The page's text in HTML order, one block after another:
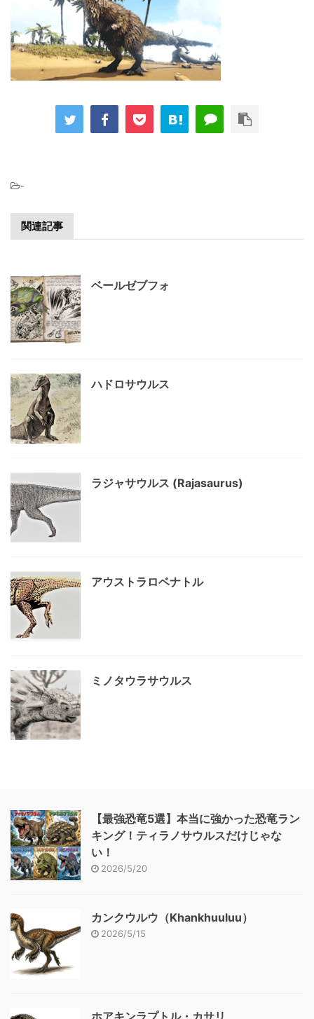
-
関連記事
ベールゼブフォ
ハドロサウルス
ラジャサウルス (Rajasaurus)
アウストラロベナトル
ミノタウラサウルス
【最強恐竜5選】本当に強かった恐竜ラン
キング！ティラノサウルスだけじゃな
い！
2026/5/20
カンクウルウ（Khankhuuluu）
2026/5/15
ホアキンラプトル・カサリ